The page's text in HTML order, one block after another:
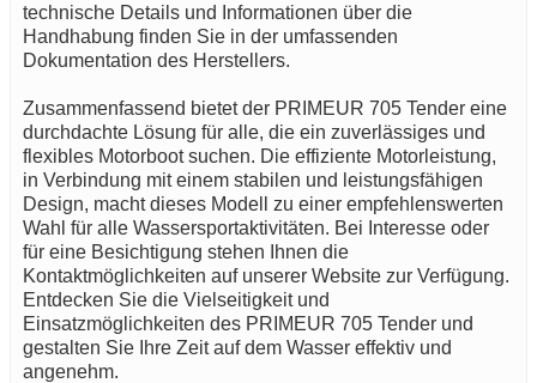
technische Details und Informationen über die
Handhabung finden Sie in der umfassenden
Dokumentation des Herstellers.
Zusammenfassend bietet der PRIMEUR 705 Tender eine
durchdachte Lösung für alle, die ein zuverlässiges und
flexibles Motorboot suchen. Die effiziente Motorleistung,
in Verbindung mit einem stabilen und leistungsfähigen
Design, macht dieses Modell zu einer empfehlenswerten
Wahl für alle Wassersportaktivitäten. Bei Interesse oder
für eine Besichtigung stehen Ihnen die
Kontaktmöglichkeiten auf unserer Website zur Verfügung.
Entdecken Sie die Vielseitigkeit und
Einsatzmöglichkeiten des PRIMEUR 705 Tender und
gestalten Sie Ihre Zeit auf dem Wasser effektiv und
angenehm.